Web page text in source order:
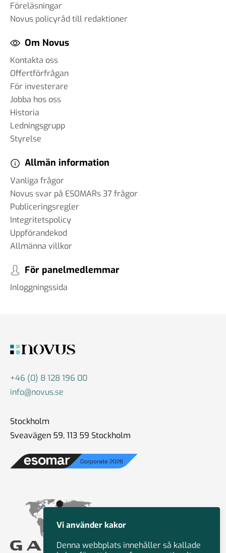
Föreläsningar
Novus policyråd till redaktioner
Om Novus
Kontakta oss
Offertförfrågan
För investerare
Jobba hos oss
Historia
Ledningsgrupp
Styrelse
Allmän information
Vanliga frågor
Novus svar på ESOMARs 37 frågor
Publiceringsregler
Integritetspolicy
Uppförandekod
Allmänna villkor
För panelmedlemmar
Inloggningssida
+46 (0) 8 128 196 00
info@novus.se
Stockholm
Sveavägen 59, 113 59 Stockholm
Vi använder kakor
Denna webbplats innehåller så kallade